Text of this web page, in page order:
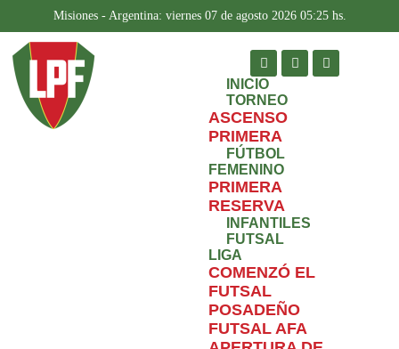
Misiones - Argentina: viernes 07 de agosto 2026 05:25 hs.
INICIO
TORNEO
ASCENSO
PRIMERA
FÚTBOL
FEMENINO
PRIMERA
RESERVA
INFANTILES
FUTSAL
LIGA
COMENZÓ EL
FUTSAL
POSADEÑO
FUTSAL AFA